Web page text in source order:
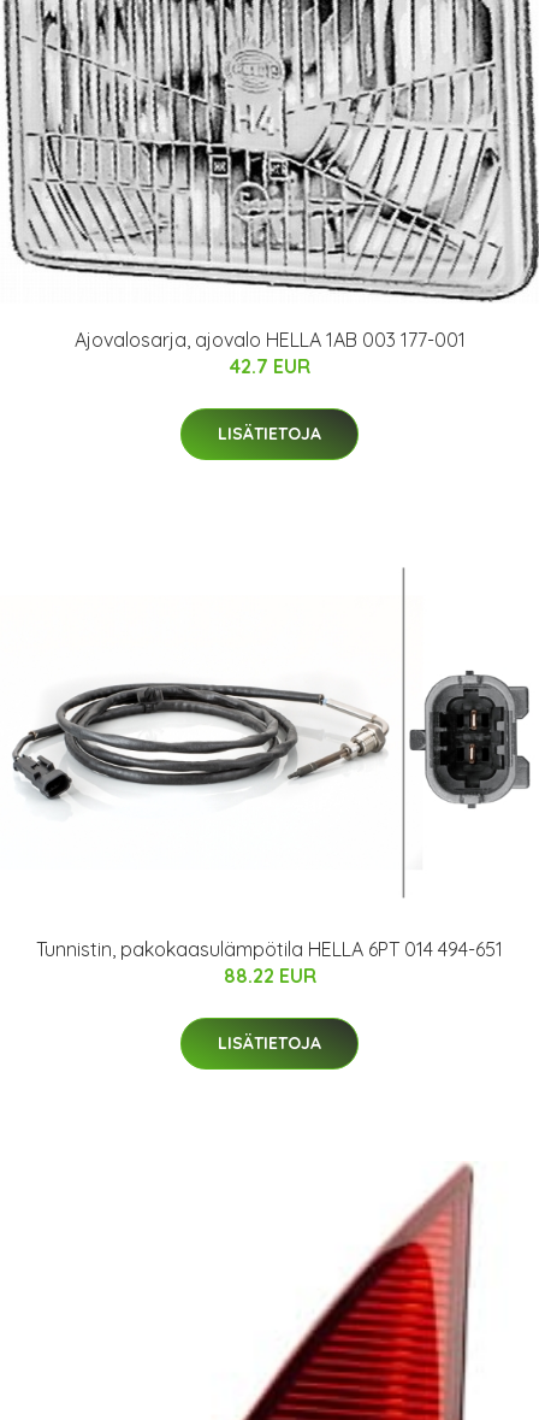
Ajovalosarja, ajovalo HELLA 1AB 003 177-001
42.7 EUR
LISÄTIETOJA
Tunnistin, pakokaasulämpötila HELLA 6PT 014 494-651
88.22 EUR
LISÄTIETOJA